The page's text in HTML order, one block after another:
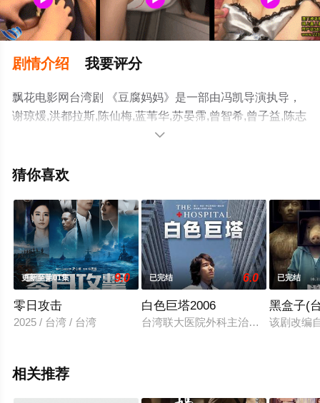
剧情介绍 我要评分
飘花电影网台湾剧 《豆腐妈妈》是一部由冯凯导演执导，
谢琼煖,洪都拉斯,陈仙梅,蓝苇华,苏晏霈,曾智希,曾子益,陈志
强,郭忠祐,李之勤,潘奕如,范瑞君,王耿豪,吴铃山,张倩,李运
玲,黄靖雅,李佩怡,吴政澔,黄尚禾,吴皓升等明星演员精彩演
就上飘花影院，更多相关信息可移步至豆瓣电视剧、电视
猫或剧情网等平台了解。

猜你喜欢
更新至第01集 9.0
零日攻击
2025 / 台湾 / 台湾
已完结 6.0
白色巨塔2006
台湾联大医院外科主治医师苏怡华（
已完结
黑盒子(
该剧改编
相关推荐